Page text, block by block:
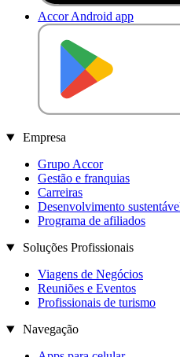
Accor Android app
Empresa
Grupo Accor
Gestão e franquias
Carreiras
Desenvolvimento
Programa de afiliados
Soluções Profissionais
Viagens de Negócios
Reuniões e Eventos
Profissionais de turismo
Navegação